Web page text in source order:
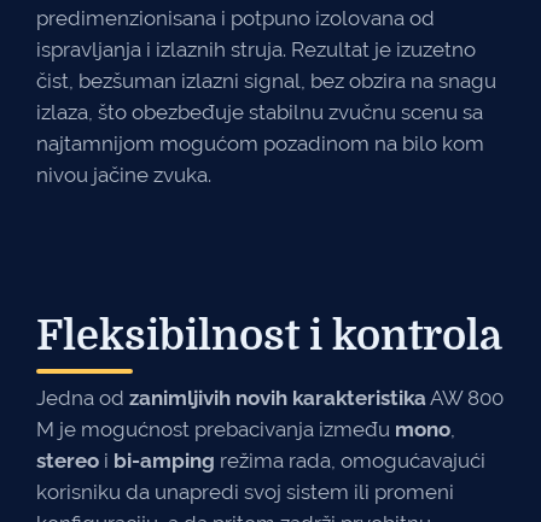
predimenzionisana i potpuno izolovana od
ispravljanja i izlaznih struja. Rezultat je izuzetno
čist, bezšuman izlazni signal, bez obzira na snagu
izlaza, što obezbeđuje stabilnu zvučnu scenu sa
najtamnijom mogućom pozadinom na bilo kom
nivou jačine zvuka.
Fleksibilnost i kontrola
Jedna od zanimljivih novih karakteristikaAW 800
M je mogućnost prebacivanja između mono,
stereo i bi-amping režima rada, omogućavajući
korisniku da unapredi svoj sistem ili promeni